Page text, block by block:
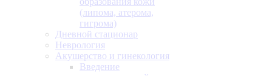
(липома, атерома,
гигрома)
Дневной стационар
Неврология
Акушерство и гинекология
Введение